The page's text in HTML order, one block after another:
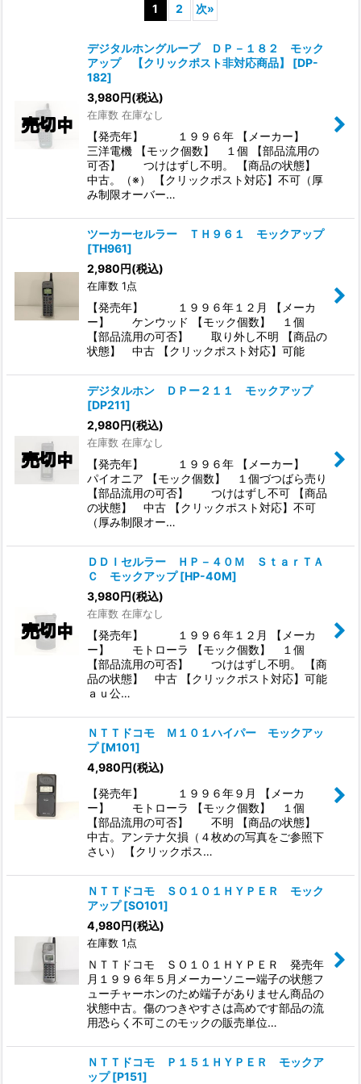
絞り込む
1 2 次»
デジタルホングループ ＤＰ－１８２ モック
アップ 【クリックポスト非対応商品】
[DP-
182]
3,980円(税込)
在庫数 在庫なし
【発売年】 １９９６年 【メーカー】
三洋電機 【モック個数】 １個 【部品流用の
可否】 つけはずし不明。 【商品の状態】
中古。（※） 【クリックポスト対応】不可（厚
み制限オーバー…
ツーカーセルラー ＴＨ９６１ モックアップ
[TH961]
2,980円(税込)
在庫数 1点
【発売年】 １９９６年１２月 【メーカ
ー】 ケンウッド 【モック個数】 １個
【部品流用の可否】 取り外し不明 【商品の
状態】 中古 【クリックポスト対応】可能
デジタルホン ＤＰー２１１ モックアップ
[DP211]
2,980円(税込)
在庫数 在庫なし
【発売年】 １９９６年 【メーカー】
パイオニア 【モック個数】 １個づつばら売り
【部品流用の可否】 つけはずし不可 【商品
の状態】 中古 【クリックポスト対応】不可
（厚み制限オー…
ＤＤＩセルラー ＨＰ－４０Ｍ ＳｔａｒＴＡ
Ｃ モックアップ [HP-40M]
3,980円(税込)
在庫数 在庫なし
【発売年】 １９９６年１２月 【メーカ
ー】 モトローラ 【モック個数】 １個
【部品流用の可否】 つけはずし不明。 【商
品の状態】 中古 【クリックポスト対応】可能
ａｕ公…
ＮＴＴドコモ Ｍ１０１ハイパー モックアッ
プ [M101]
4,980円(税込)
【発売年】 １９９６年９月 【メーカ
ー】 モトローラ 【モック個数】 １個
【部品流用の可否】 不明 【商品の状態】
中古。アンテナ欠損（４枚めの写真をご参照下
さい） 【クリックポス…
ＮＴＴドコモ ＳＯ１０１ＨＹＰＥＲ モック
アップ [SO101]
4,980円(税込)
在庫数 1点
ＮＴＴドコモ ＳＯ１０１ＨＹＰＥＲ 発売年
月１９９６年５月メーカーソニー端子の状態フ
ューチャーホンのため端子がありません商品の
状態中古。傷のつきやすさは高めです部品の流
用恐らく不可このモックの販売単位…
ＮＴＴドコモ Ｐ１５１ＨＹＰＥＲ モックア
ップ [P151]